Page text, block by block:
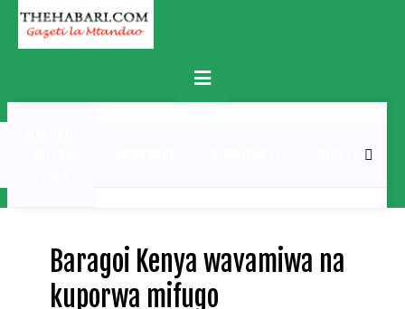
Skip
content
Primary
Menu
MICHEZO
Baragoi Kenya wavamiwa na
kuporwa mifugo